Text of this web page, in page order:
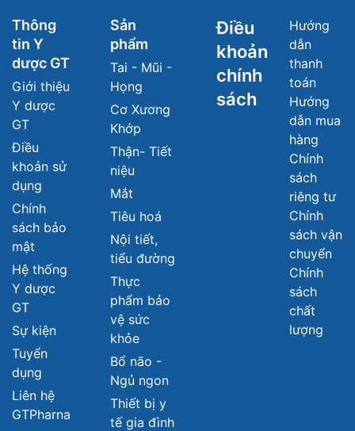
Thông
tin Y
dược GT
Giới thiệu
Y dược
GT
Điều
khoản sử
dụng
Chính
sách bảo
mật
Hệ thống
Y dược
GT
Sự kiện
Tuyển
dụng
Liên hệ
GTPharna
Sản
phẩm
Tai - Mũi -
Họng
Cơ Xương
Khớp
Thận- Tiết
niệu
Mắt
Tiêu hoá
Nội tiết,
tiểu đường
Thực
phẩm bảo
vệ sức
khỏe
Bổ não -
Ngủ ngon
Thiết bị y
tế gia đình
Điều
khoản
chính
sách
Hướng
dẫn
thanh
toán
Hướng
dẫn mua
hàng
Chính
sách
riêng tư
Chính
sách vận
chuyển
Chính
sách
chất
lượng